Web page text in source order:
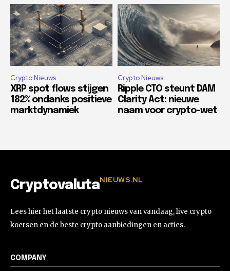
Crypto Nieuws
XRP spot flows stijgen
182% ondanks positieve
marktdynamiek
Crypto Nieuws
Ripple CTO steunt DAM
Clarity Act: nieuwe
naam voor crypto-wet
CryptovalutaNIEUWS.NL
Lees hier het laatste crypto nieuws van vandaag, live crypto
koersen en de beste crypto aanbiedingen en acties.
COMPANY